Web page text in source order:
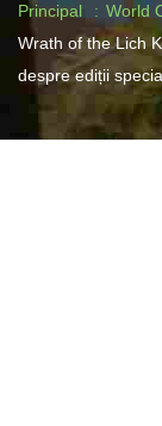
Principal
World
Wrath of the Lich
despre ediții